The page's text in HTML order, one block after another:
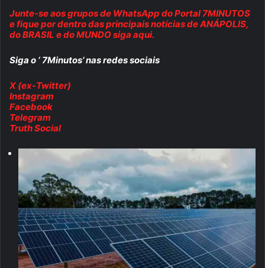
Junte-se aos grupos de WhatsApp do Portal 7MINUTOS
e fique por dentro das principais notícias de ANÁPOLIS,
do BRASIL e do MUNDO siga aqui.
Siga o ‘ 7Minutos’ nas redes sociais
X (ex-Twitter)
Instagram
Facebook
Telegram
Truth Social